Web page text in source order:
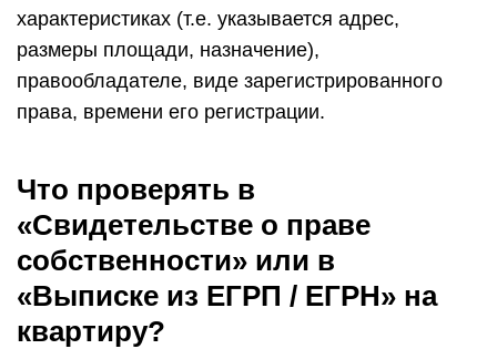
характеристиках (т.е. указывается адрес,
размеры площади, назначение),
правообладателе, виде зарегистрированного
права, времени его регистрации.
Что проверять в
«Свидетельстве о праве
собственности» или в
«Выписке из ЕГРП / ЕГРН» на
квартиру?